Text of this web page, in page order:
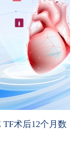
TF术后12个月数